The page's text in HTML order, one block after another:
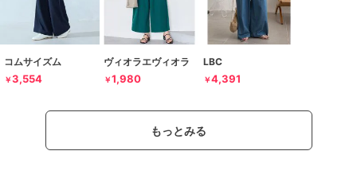
コムサイズム
￥3,554
ヴィオラエヴィオラ
￥1,980
LBC
￥4,391
もっとみる